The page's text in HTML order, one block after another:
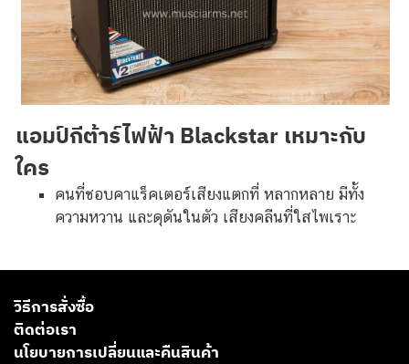
แอมป์กีต้าร์ไฟฟ้า Blackstar เหมาะกับ
ใคร
คนที่ชอบคาแร็คเตอร์เสียงแตกที่ หลากหลาย มีทั้ง
ความหวาน และดุดันในตัว เสียงคลีนที่ใสไพเราะ
วิธีการสั่งซื้อ
ติดต่อเรา
นโยบายการเปลี่ยนและคืนสินค้า